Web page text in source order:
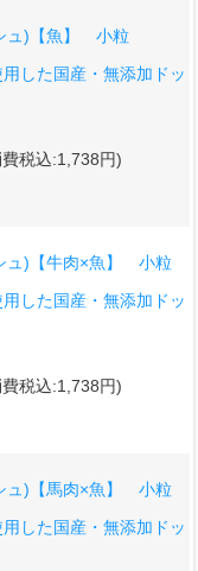
ュ)【魚】 小粒
した国産・無添加ドッ
税込:1,738円)
ュ)【牛肉×魚】 小粒
した国産・無添加ドッ
税込:1,738円)
ュ)【馬肉×魚】 小粒
した国産・無添加ドッ